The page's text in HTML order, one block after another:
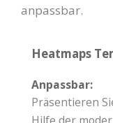
anpassbar.
Heatmaps
Anpassbar:
Präsentieren